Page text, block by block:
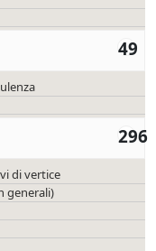
49
296
di vertice
generali)